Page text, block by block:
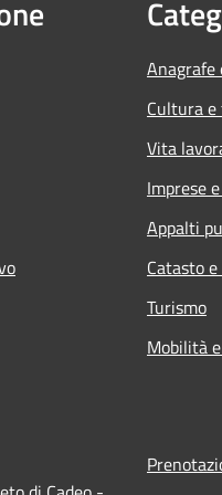
Cultura
Vita
Imprese
Appalti
Catasto
Turismo
Mobilità